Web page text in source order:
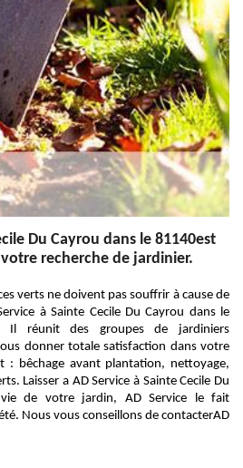
Du Cayrou dans le 81140est
recherche de jardinier.
verts ne doivent pas souffrir à cause de
à Sainte Cecile Du Cayrou dans le
Il réunit des groupes de jardiniers
donner totale satisfaction dans votre
: bêchage avant plantation, nettoyage,
Laisser a AD Service à Sainte Cecile Du
de votre jardin, AD Service le fait
Nous vous conseillons de contacterAD